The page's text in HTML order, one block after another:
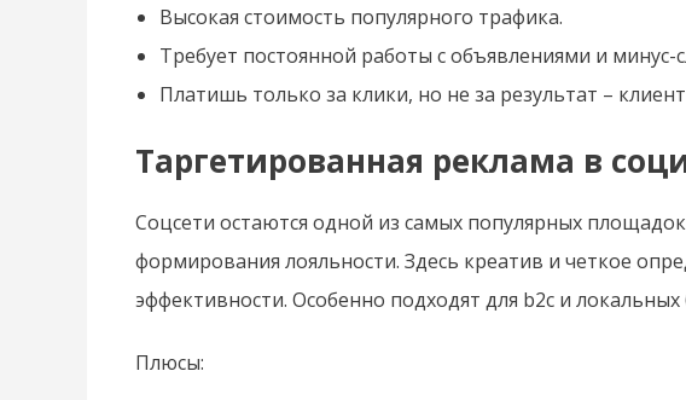
Высокая стоимость популярного трафика.
Требует постоянной работы с объявлениями и минус-
Платишь только за клики, но не за результат –
Таргетированная реклама в
Соцсети остаются одной из самых популярных
формирования лояльности. Здесь креатив и четкое
эффективности. Особенно подходят для b2c и локальных
Плюсы: